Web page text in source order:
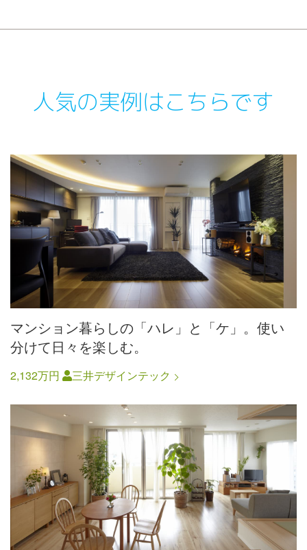
人気の実例はこちらです
マンション暮らしの「ハレ」と「ケ」。使い
分けて日々を楽しむ。
2,132万円 三井デザインテック